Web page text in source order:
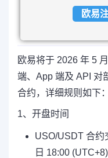
欧易
欧易将于 2026 年 5
端、App 端及 API 对
合约，详细规则如下：
1、开盘时间
USO/USDT 合约
日 18:00 (UTC+8)